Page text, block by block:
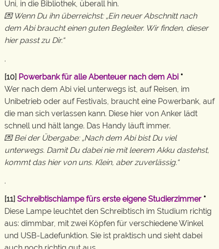
Uni, in die Bibliothek, überall hin.
💌 Wenn Du ihn überreichst: „Ein neuer Abschnitt nach
dem Abi braucht einen guten Begleiter. Wir finden, dieser
hier passt zu Dir.“
.
[10] Powerbank für alle Abenteuer nach dem Abi *
Wer nach dem Abi viel unterwegs ist, auf Reisen, im
Unibetrieb oder auf Festivals, braucht eine Powerbank, auf
die man sich verlassen kann. Diese hier von Anker lädt
schnell und hält lange. Das Handy läuft immer.
💌 Bei der Übergabe: „Nach dem Abi bist Du viel
unterwegs. Damit Du dabei nie mit leerem Akku dastehst,
kommt das hier von uns. Klein, aber zuverlässig.“
.
[11] Schreibtischlampe fürs erste eigene Studierzimmer *
Diese Lampe leuchtet den Schreibtisch im Studium richtig
aus: dimmbar, mit zwei Köpfen für verschiedene Winkel
und USB-Ladefunktion. Sie ist praktisch und sieht dabei